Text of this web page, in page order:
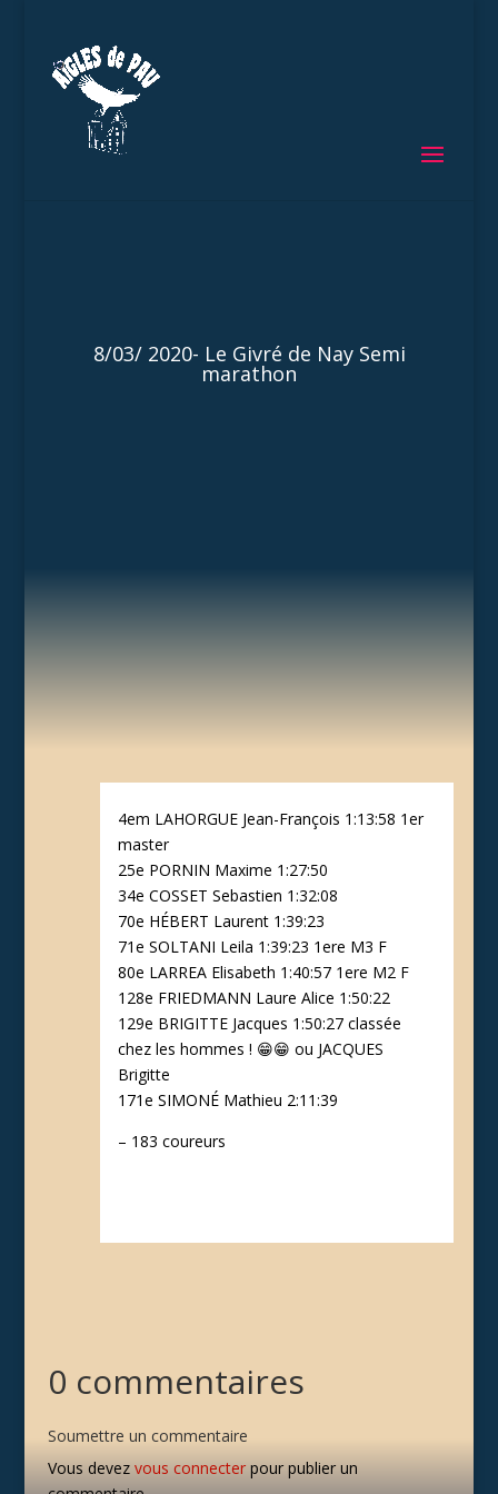
8/03/ 2020- Le Givré de Nay Semi
marathon
4em LAHORGUE Jean-François 1:13:58 1er
master
25e PORNIN Maxime 1:27:50
34e COSSET Sebastien 1:32:08
70e HÉBERT Laurent 1:39:23
71e SOLTANI Leila 1:39:23 1ere M3 F
80e LARREA Elisabeth 1:40:57 1ere M2 F
128e FRIEDMANN Laure Alice 1:50:22
129e BRIGITTE Jacques 1:50:27 classée
chez les hommes ! 😁😁 ou JACQUES
Brigitte
171e SIMONÉ Mathieu 2:11:39
– 183 coureurs
0 commentaires
Soumettre un commentaire
Vous devez vous connecterpour publier un